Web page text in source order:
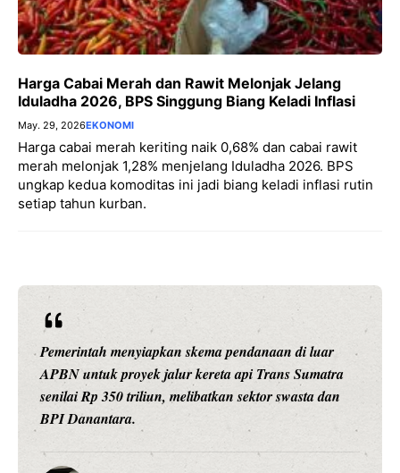
Harga Cabai Merah dan Rawit Melonjak Jelang
Iduladha 2026, BPS Singgung Biang Keladi Inflasi
May. 29, 2026EKONOMI
Harga cabai merah keriting naik 0,68% dan cabai rawit
merah melonjak 1,28% menjelang Iduladha 2026. BPS
ungkap kedua komoditas ini jadi biang keladi inflasi rutin
setiap tahun kurban.
Pemerintah menyiapkan skema pendanaan di luar
APBN untuk proyek jalur kereta api Trans Sumatra
senilai Rp 350 triliun, melibatkan sektor swasta dan
BPI Danantara.